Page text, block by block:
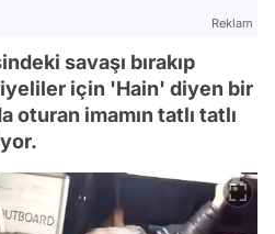
Reklam
savaşı bırakıp
için 'Hain' diyen bir
oturan imamın tatlı tatlı